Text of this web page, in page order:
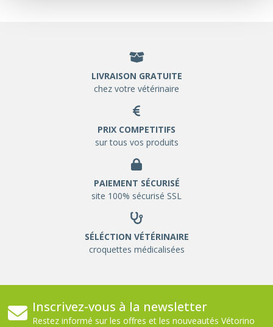
LIVRAISON GRATUITE
chez votre vétérinaire
PRIX COMPETITIFS
sur tous vos produits
PAIEMENT SÉCURISÉ
site 100% sécurisé SSL
SÉLÉCTION VÉTÉRINAIRE
croquettes médicalisées
Inscrivez-vous à la newsletter
Restez informé sur les offres et les nouveautés Vétorino